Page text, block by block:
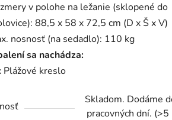
v polohe na ležanie (sklopené do
88,5 x 58 x 72,5 cm (D x Š x V)
nosnosť (na sedadlo): 110 kg
sa nachádza:
Plážové kreslo
Skladom. Dodáme
pracovných dní. (>5